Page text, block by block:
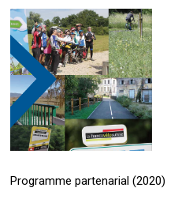
Programme partenarial (2020)